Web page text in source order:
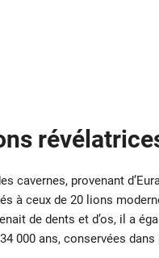
cavernes, provenant
à ceux de 20 lions
de dents et d’os, il a
000 ans, conservées